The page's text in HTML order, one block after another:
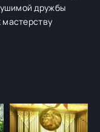
дружбы
мастерству